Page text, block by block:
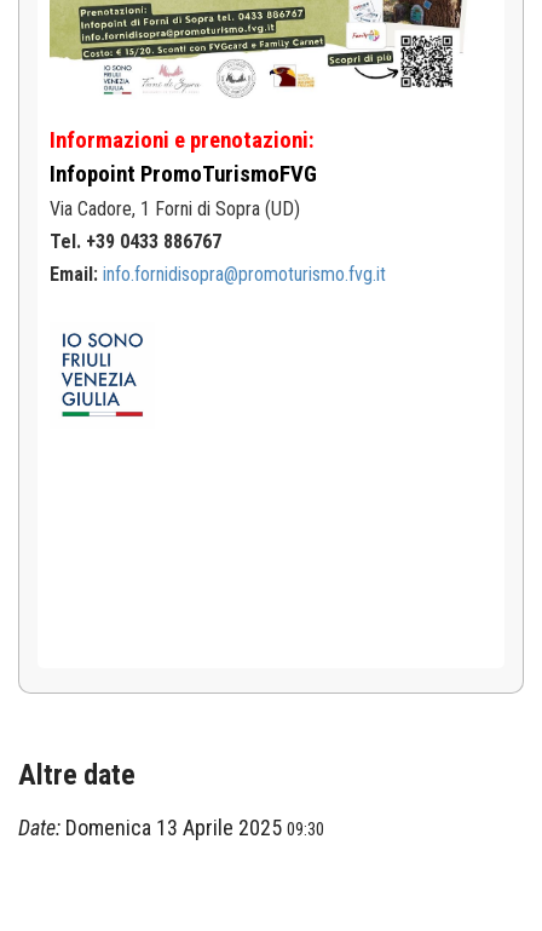
Informazioni e prenotazioni:
Infopoint PromoTurismoFVG
Via Cadore, 1 Forni di Sopra (UD)
Tel. +39 0433 886767
Email: info.fornidisopra@promoturismo.fvg.it
Altre date
Date: Domenica 13 Aprile 2025 09:30